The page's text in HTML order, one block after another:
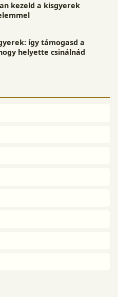
kezeld a kisgyerek
így támogasd a
helyette csinálnád